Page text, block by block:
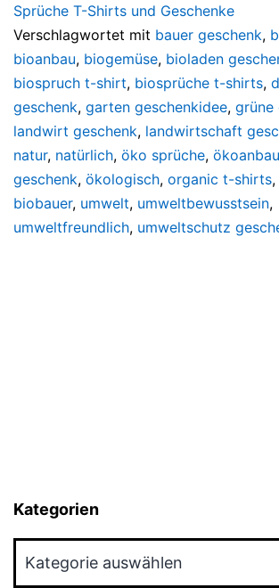
Sprüche T-Shirts und Geschenke
Verschlagwortet mit bauer geschenk,
bioanbau, biogemüse, bioladen
biospruch t-shirt, biosprüche t-shirts,
geschenk, garten geschenkidee, grüne
landwirt geschenk, landwirtschaft
natur, natürlich, öko sprüche, ökoanbau
geschenk, ökologisch, organic t-shirts,
biobauer, umwelt, umweltbewusstsein,
umweltfreundlich, umweltschutz
Kategorien